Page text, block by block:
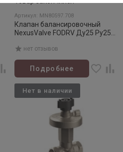
Артикул: MN80597.708
Клапан балансировочный
NexusValve FODRV Ду25 Ру25
нет отзывов
Подробнее
Нет в наличии